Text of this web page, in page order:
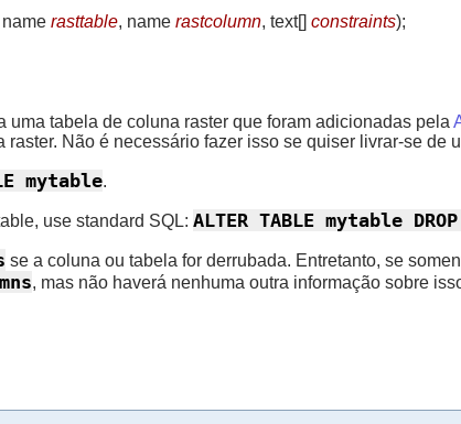
name rasttable, name rastcolumn, text[] constraints);
uma tabela de coluna raster que foram adicionadas pela
Não é necessário fazer isso se quiser livrar-se de
mytable.
use standard SQL: ALTER TABLE mytable
se a coluna ou tabela for derrubada. Entretanto, se
, mas não haverá nenhuma outra informação sobre